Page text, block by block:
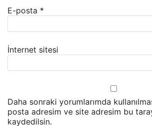
E-posta *
İnternet sitesi
Daha sonraki yorumlarımda
posta adresim ve site adresim bu
kaydedilsin.